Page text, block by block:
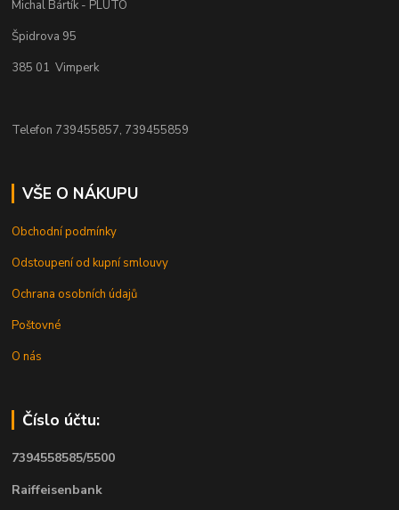
Michal Bártík - PLUTO
Špidrova 95
385 01 Vimperk
Telefon 739455857, 739455859
VŠE O NÁKUPU
Obchodní podmínky
Odstoupení od kupní smlouvy
Ochrana osobních údajů
Poštovné
O nás
Číslo účtu:
7394558585/5500
Raiffeisenbank